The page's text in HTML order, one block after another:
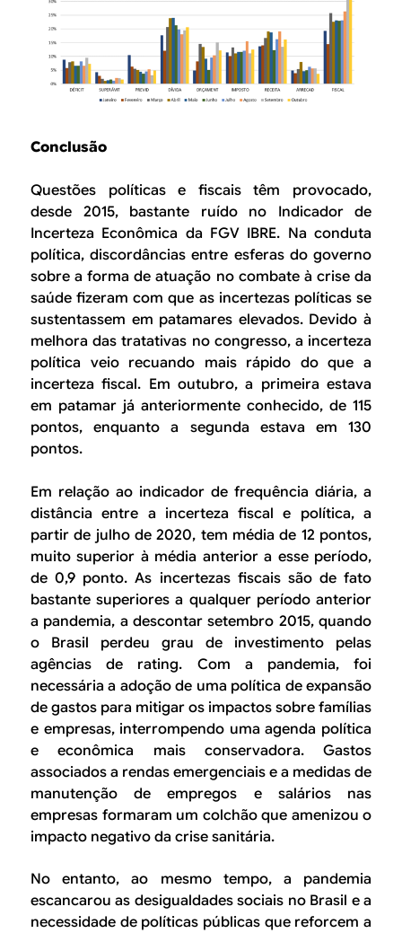
Conclusão
Questões políticas e fiscais têm provocado,
desde 2015, bastante ruído no Indicador de
Incerteza Econômica da FGV IBRE. Na conduta
política, discordâncias entre esferas do governo
sobre a forma de atuação no combate à crise da
saúde fizeram com que as incertezas políticas se
sustentassem em patamares elevados. Devido à
melhora das tratativas no congresso, a incerteza
política veio recuando mais rápido do que a
incerteza fiscal. Em outubro, a primeira estava
em patamar já anteriormente conhecido, de 115
pontos, enquanto a segunda estava em 130
pontos.
Em relação ao indicador de frequência diária, a
distância entre a incerteza fiscal e política, a
partir de julho de 2020, tem média de 12 pontos,
muito superior à média anterior a esse período,
de 0,9 ponto. As incertezas fiscais são de fato
bastante superiores a qualquer período anterior
a pandemia, a descontar setembro 2015, quando
o Brasil perdeu grau de investimento pelas
agências de rating. Com a pandemia, foi
necessária a adoção de uma política de expansão
de gastos para mitigar os impactos sobre famílias
e empresas, interrompendo uma agenda política
e econômica mais conservadora. Gastos
associados a rendas emergenciais e a medidas de
manutenção de empregos e salários nas
empresas formaram um colchão que amenizou o
impacto negativo da crise sanitária.
No entanto, ao mesmo tempo, a pandemia
escancarou as desigualdades sociais no Brasil e a
necessidade de políticas públicas que reforcem a